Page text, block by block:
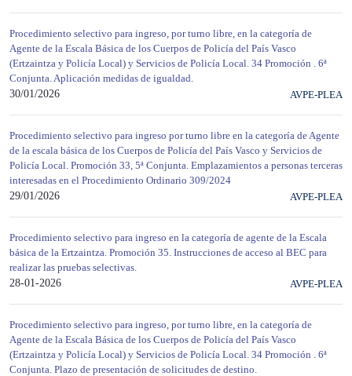
Procedimiento selectivo para ingreso, por turno libre, en la categoría de
Agente de la Escala Básica de los Cuerpos de Policía del País Vasco
(Ertzaintza y Policía Local) y Servicios de Policía Local. 34 Promoción . 6ª
Conjunta. Aplicación medidas de igualdad.
30/01/2026
AVPE-PLEA
Procedimiento selectivo para ingreso por turno libre en la categoría de Agente
de la escala básica de los Cuerpos de Policía del País Vasco y Servicios de
Policía Local. Promoción 33, 5ª Conjunta. Emplazamientos a personas terceras
interesadas en el Procedimiento Ordinario 309/2024
29/01/2026
AVPE-PLEA
Procedimiento selectivo para ingreso en la categoría de agente de la Escala
básica de la Ertzaintza. Promoción 35. Instrucciones de acceso al BEC para
realizar las pruebas selectivas.
28-01-2026
AVPE-PLEA
Procedimiento selectivo para ingreso, por turno libre, en la categoría de
Agente de la Escala Básica de los Cuerpos de Policía del País Vasco
(Ertzaintza y Policía Local) y Servicios de Policía Local. 34 Promoción . 6ª
Conjunta. Plazo de presentación de solicitudes de destino.